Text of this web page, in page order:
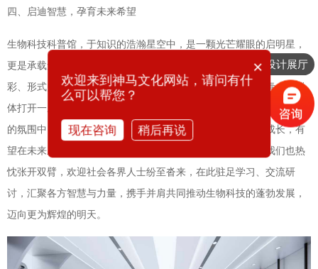
四、启迪智慧，孕育未来希望
生物科技科普馆，于知识的浩瀚星空中，是一颗光芒耀眼的启明星，
更是承载无数梦想起航的温暖摇篮。我们精心筹备了一系列丰富多
彩、形式多样的科普活动以及系统专业的教育项目，旨在为青少年群
体打开一扇通往生物科技奇幻天地的大门，让他们在趣味与知识交织
的氛围中，心底那颗对生物科技热爱的种子生根发芽，茁壮成长，有
望在未来成长为生物科技领域纵横驰骋的领军英才。同时，我们也热
忱张开双臂，欢迎社会各界人士纷至沓来，在此驻足学习、交流研
讨，汇聚各方智慧与力量，携手并肩共同推动生物科技的蓬勃发展，
迈向更为辉煌的明天。
想要设计展厅
×
欢迎来到神马文化网站，请问有什
么可以帮您？
现在咨询 稍后再说